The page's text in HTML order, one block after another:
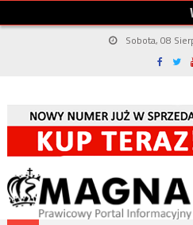
Sobota, 08